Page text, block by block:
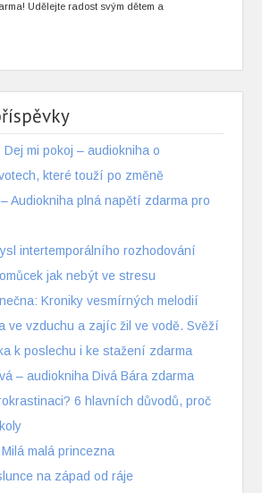
Udělejte radost svým dětem a
mi pokoj – audiokniha o
které touží po změně
Audiokniha plná napětí zdarma pro
intertemporálního rozhodování
jak nebýt ve stresu
Kroniky vesmírných melodií
ve vzduchu a zajíc žil ve vodě. Svěží
k poslechu i ke stažení zdarma
– audiokniha Divá Bára zdarma
6 hlavních důvodů, proč
malá princezna
na západ od ráje